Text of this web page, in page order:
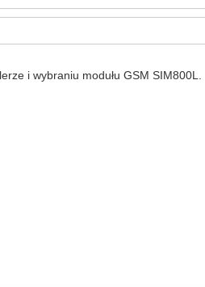
i wybraniu modułu GSM SIM800L.